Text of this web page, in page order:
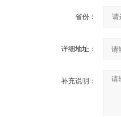
省份：
详细地址：
补充说明：